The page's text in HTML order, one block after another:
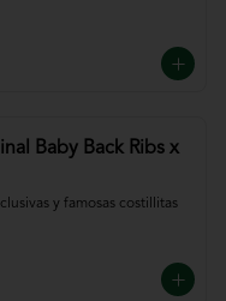
Baby Back Ribs x
y famosas costillitas